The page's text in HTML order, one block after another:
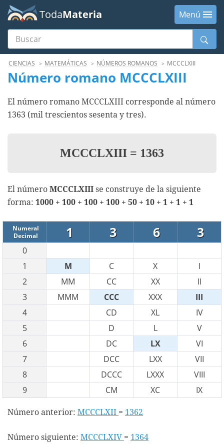
TodaMateria
Menú
Buscar
MenúCIENCIAS MATEMÁTICAS NÚMEROS ROMANOS MCCCLXIII
Número romano MCCCLXIII
El número romano MCCCLXIII corresponde al número
1363 (mil trescientos sesenta y tres).
MCCCLXIII = 1363
El número MCCCLXIII se construye de la siguiente
forma: 1000 + 100 + 100 + 100 + 50 + 10 + 1 + 1 + 1
Numeral
Decimal
1 3 6 3
0
1
M C X
I
2
MM CC XX
II
3
MMM CCC XXX
III
4
CD XL
IV
5
D L
V
6
DC LX
VI
7
DCC LXX
VII
8
DCCC LXXX
VIII
9
CM XC IX
Número anterior: MCCCLXII = 1362
Número siguiente: MCCCLXIV = 1364